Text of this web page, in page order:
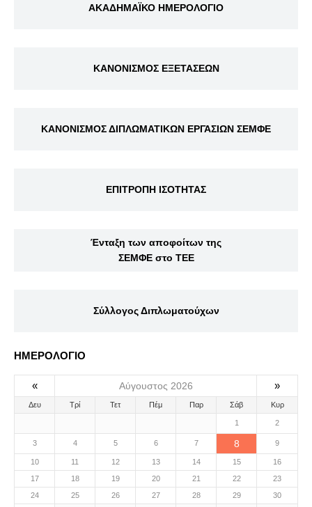
ΑΚΑΔΗΜΑΪΚΟ ΗΜΕΡΟΛΟΓΙΟ
ΚΑΝΟΝΙΣΜΟΣ ΕΞΕΤΑΣΕΩΝ
ΚΑΝΟΝΙΣΜΟΣ ΔΙΠΛΩΜΑΤΙΚΩΝ ΕΡΓΑΣΙΩΝ ΣΕΜΦΕ
ΕΠΙΤΡΟΠΗ ΙΣΟΤΗΤΑΣ
Ένταξη των αποφοίτων της
ΣΕΜΦΕ στο ΤΕΕ
Σύλλογος Διπλωματούχων
ΗΜΕΡΟΛΟΓΙΟ
« Αύγουστος 2026 »
Δευ Τρί Τετ Πέμ Παρ Σάβ Κυρ
1 2
3 4 5 6 7 8 9
10 11 12 13 14 15
16
17
18 19 20 21 22
23
24
25 26 27 28 29 30